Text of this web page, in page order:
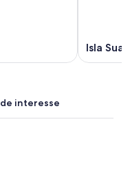
Isla
interesse